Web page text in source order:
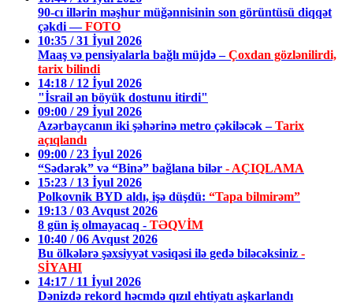
90-cı illərin məşhur müğənnisinin son görüntüsü diqqət
çəkdi —FOTO
10:35 / 31 İyul 2026
Maaş və pensiyalarla bağlı müjdə –Çoxdan gözlənilirdi,
tarix bilindi
14:18 / 12 İyul 2026
"İsrail ən böyük dostunu itirdi"
09:00 / 29 İyul 2026
Azərbaycanın iki şəhərinə metro çəkiləcək –Tarix
açıqlandı
09:00 / 23 İyul 2026
“Sədərək” və “Binə” bağlana bilər - AÇIQLAMA
15:23 / 13 İyul 2026
Polkovnik BYD aldı, işə düşdü: “Tapa bilmirəm”
19:13 / 03 Avqust 2026
8 gün iş olmayacaq - TƏQVİM
10:40 / 06 Avqust 2026
Bu ölkələrə şəxsiyyət vəsiqəsi ilə gedə biləcəksiniz -
SİYAHI
14:17 / 11 İyul 2026
Dənizdə rekord həcmdə qızıl ehtiyatı aşkarlandı